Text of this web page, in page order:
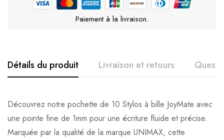
Paiement à la livraison.
Détails du produit Livraison et retours
Découvrez notre pochette de 10 Stylos à bille JoyMate avec
une pointe fine de 1mm pour une écriture fluide et précise.
Marquée par la qualité de la marque UNIMAX, cette